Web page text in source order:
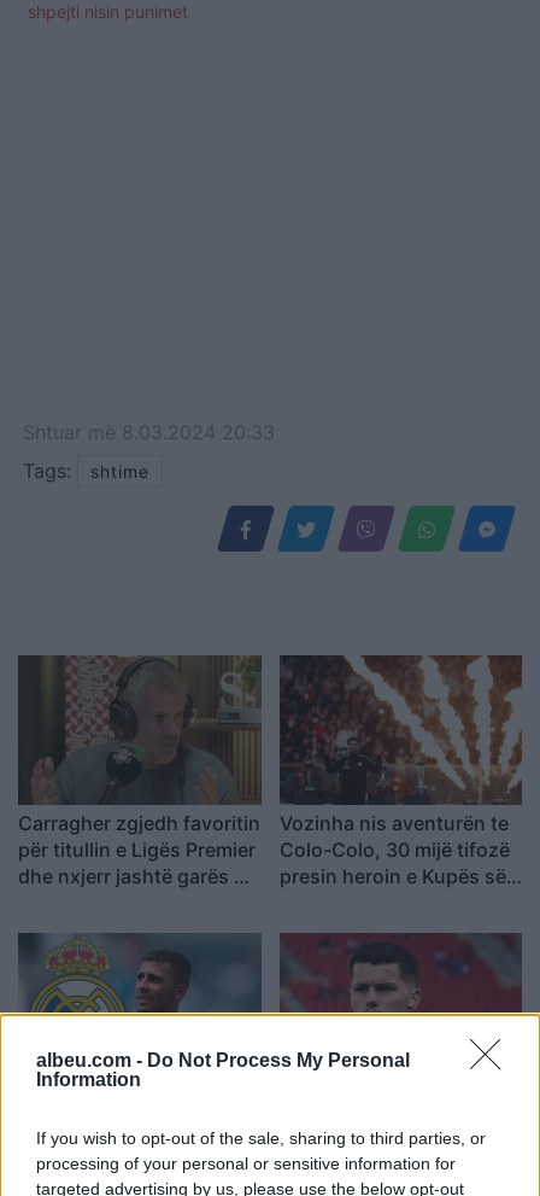
albeu.com - Do Not Process My Personal
Information
If you wish to opt-out of the sale, sharing to third parties, or
processing of your personal or sensitive information for
targeted advertising by us, please use the below opt-out
shpejti nisin punimet
Shtuar më 8.03.2024 20:33
Tags:
shtime
Carragher zgjedh favoritin
për titullin e Ligës Premier
dhe nxjerr jashtë garës dy
Vozinha nis aventurën te
Colo-Colo, 30 mijë tifozë
presin heroin e Kupës së
negociatat për Rodrin,
Barcelona përfshihet në
garë
Daku firmos me
bardhekuqtë dhe merr
vëmendjen pa debutuar